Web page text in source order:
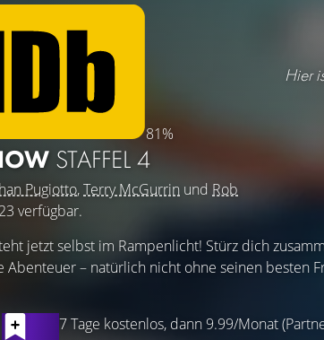
81%
STAFFEL 4
Hier
Pugiotto,Terry McGurrin und Rob
verfügbar.
7 Tage kostenlos, dann 9.99/Monat
jetzt selbst im Rampenlicht! Stürz dich
Abenteuer – natürlich nicht ohne seinen besten